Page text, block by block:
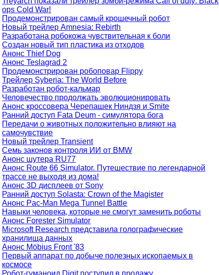
ops Cold War!
Продемонстрирован самый крошечный робот
Новый трейлер Amnesia: Rebirth
Разработана робокожа чувствительная к боли
Создан новый тип пластика из отходов
Анонс Thief Dog
Анонс Teslagrad 2
Продемонстрирован робоповар Flippy
Трейлер Syberia: The World Before
Разработан робот-кальмар
Человечество продолжать эволюционировать
Анонс кроссовера Черепашек Ниндзя и Smite
Ранний доступ Fata Deum - симулятора бога
Передачи о животных положительно влияют на
самочувствие
Новый трейлер Transient
Семь законов контроля ИИ от BMW
Анонс шутера RU77
Анонс Route 66 Simulator. Путешествие по легендарной
трассе не выходя из дома!
Анонс 3D дисплеев от Sony
Ранний доступ Solasta: Crown of the Magister
Анонс Pac-Man Mega Tunnel Battle
Навыки человека, которые не смогут заменить роботы
Анонс Forester Simulator
Microsoft Research представила голографические
хранилища данных
Анонс Möbius Front '83
Первый аппарат по добыче полезных ископаемых в
космосе
Робот-гуманоид Digit поступил в продажу